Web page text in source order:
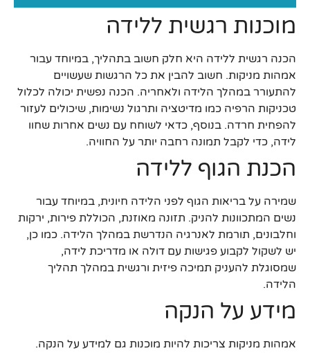
מוכנות רגשית ללידה
הכנה רגשית ללידה היא חלק חשוב בתהליך, במיוחד עבור
אמהות מניקות. חשוב להבין את כל הרגשות שעשויים
להתעורר במהלך הלידה ולאחריה. הכנה נפשית יכולה לכלול
טכניקות הרפיה כמו מדיטציה ותרגול נשימות, שיכולים לעזור
להפחית חרדה. בנוסף, כדאי לשוחח עם נשים אחרות שחוו
לידה, כדי לקבל תמונה רחבה יותר על החוויה.
הכנת הגוף ללידה
שמירה על בריאות הגוף לפני הלידה חיונית, במיוחד עבור
נשים המתכוונות להניק. תזונה מאוזנת, הכוללת פירות, ירקות
וחלבונים, תורמת לאנרגיה הנדרשת במהלך הלידה. כמו כן,
יש לשקול לקבוע פגישות עם דולה או מדריכת לידה,
שמסוגלת להעניק תמיכה פיזית ורגשית במהלך תהליך
הלידה.
מידע על הנקה
אמהות מניקות צריכות להיות מוכנות גם למידע על הנקה.